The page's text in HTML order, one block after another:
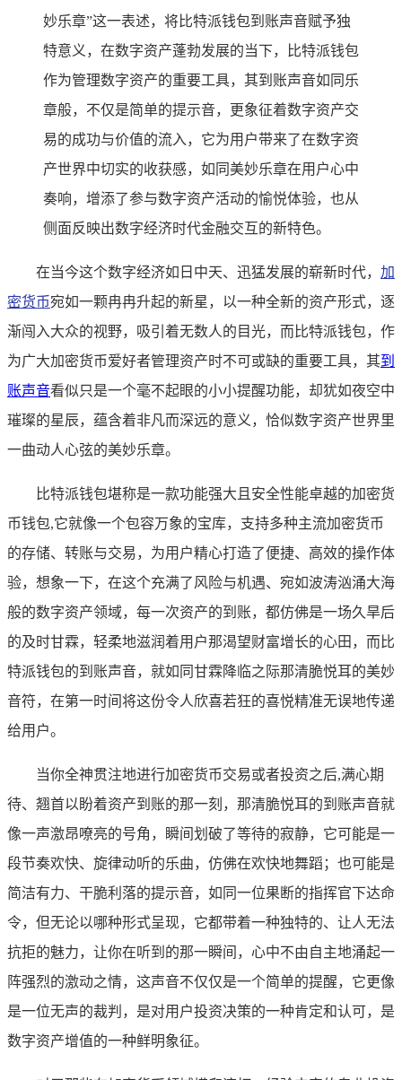
妙乐章”这一表述，将比特派钱包到账声音赋予独
特意义，在数字资产蓬勃发展的当下，比特派钱包
作为管理数字资产的重要工具，其到账声音如同乐
章般，不仅是简单的提示音，更象征着数字资产交
易的成功与价值的流入，它为用户带来了在数字资
产世界中切实的收获感，如同美妙乐章在用户心中
奏响，增添了参与数字资产活动的愉悦体验，也从
侧面反映出数字经济时代金融交互的新特色。
在当今这个数字经济如日中天、迅猛发展的崭新时代， 加
密货币宛如一颗冉冉升起的新星，以一种全新的资产形式，逐
渐闯入大众的视野，吸引着无数人的目光，而比特派钱包，作
为广大加密货币爱好者管理资产时不可或缺的重要工具，其到
账声音看似只是一个毫不起眼的小小提醒功能，却犹如夜空中
璀璨的星辰，蕴含着非凡而深远的意义，恰似数字资产世界里
一曲动人心弦的美妙乐章。
比特派钱包堪称是一款功能强大且安全性能卓越的加密货
币钱包,它就像一个包容万象的宝库，支持多种主流加密货币
的存储、转账与交易，为用户精心打造了便捷、高效的操作体
验，想象一下，在这个充满了风险与机遇、宛如波涛汹涌大海
般的数字资产领域，每一次资产的到账，都仿佛是一场久旱后
的及时甘霖，轻柔地滋润着用户那渴望财富增长的心田，而比
特派钱包的到账声音，就如同甘霖降临之际那清脆悦耳的美妙
音符，在第一时间将这份令人欣喜若狂的喜悦精准无误地传递
给用户。
当你全神贯注地进行加密货币交易或者投资之后,满心期
待、翘首以盼着资产到账的那一刻，那清脆悦耳的到账声音就
像一声激昂嘹亮的号角，瞬间划破了等待的寂静，它可能是一
段节奏欢快、旋律动听的乐曲，仿佛在欢快地舞蹈；也可能是
简洁有力、干脆利落的提示音，如同一位果断的指挥官下达命
令，但无论以哪种形式呈现，它都带着一种独特的、让人无法
抗拒的魅力，让你在听到的那一瞬间，心中不由自主地涌起一
阵强烈的激动之情，这声音不仅仅是一个简单的提醒，它更像
是一位无声的裁判，是对用户投资决策的一种肯定和认可，是
数字资产增值的一种鲜明象征。